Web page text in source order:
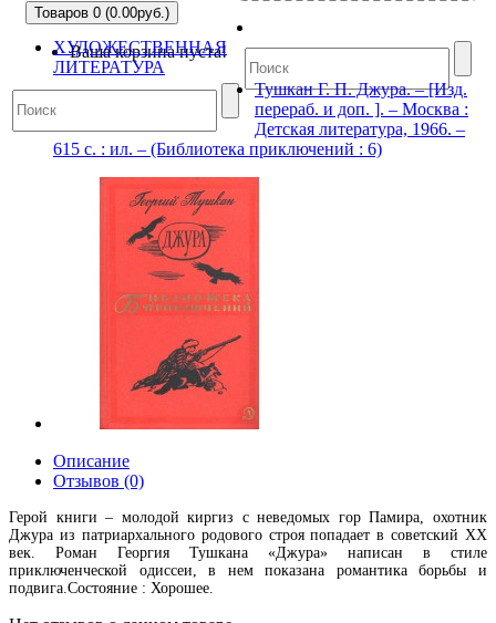
Товаров 0 (0.00руб.)
Ваша корзина пуста!
ХУДОЖЕСТВЕННАЯ
ЛИТЕРАТУРА
Тушкан Г. П. Джура. – [Изд.
перераб. и доп. ]. – Москва :
Детская литература, 1966. –
615 с. : ил. – (Библиотека приключений : 6)
Описание
Отзывов (0)
Герой книги – молодой киргиз с неведомых гор Памира, охотник
Джура из патриархального родового строя попадает в советский XX
век. Роман Георгия Тушкана «Джура» написан в стиле
приключенческой одиссеи, в нем показана романтика борьбы и
подвига.Состояние : Хорошее.